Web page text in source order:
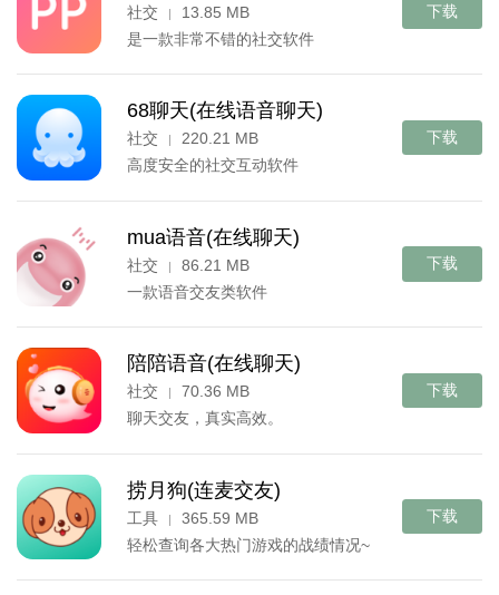
社交 |
13.85 MB
是一款非常不错的社交软件
下载
68聊天(在线语音聊天)
社交
220.21 MB
高度安全的社交互动软件
下载
mua语音(在线聊天)
社交 |
86.21 MB
一款语音交友类软件
下载
陪陪语音(在线聊天)
社交
70.36 MB
聊天交友，真实高效。
下载
捞月狗(连麦交友)
工具 |
365.59 MB
轻松查询各大热门游戏的战绩情况~
下载